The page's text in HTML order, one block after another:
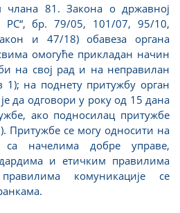
члана 81. Закона о државној
РС“, бр. 79/05, 101/07, 95/10,
и 47/18) обавеза органа
омогуће прикладан начин
на свој рад и на неправилан
1); на поднету притужбу орган
да одговори у року од 15 дана
ако подносилац притужбе
Притужбе се могу односити на
са начелима добре управе,
и етичким правилима
комуникације се